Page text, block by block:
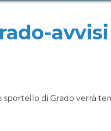
avvisi
sportello di Grado verrà